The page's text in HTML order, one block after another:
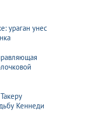
ураган унес
Кеннеди